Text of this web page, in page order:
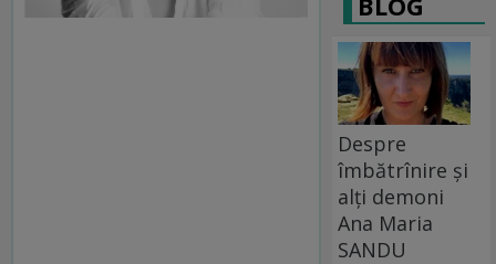
Despre
îmbătrînire și
alți demoni
Ana Maria
SANDU